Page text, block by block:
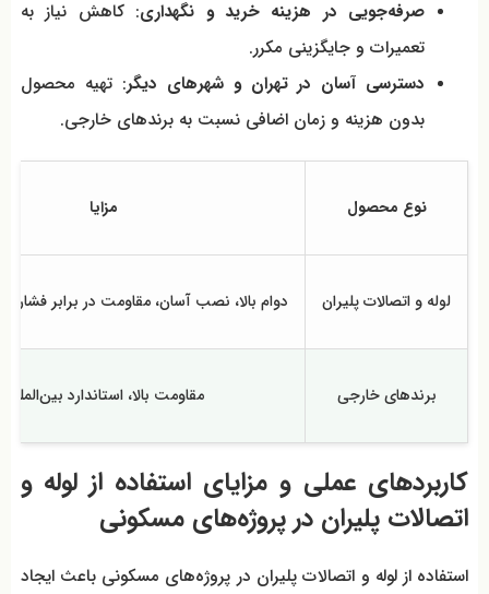
صرفه‌جویی در هزینه خرید و نگهداری: کاهش نیاز به
تعمیرات و جایگزینی مکرر.
دسترسی آسان در تهران و شهرهای دیگر: تهیه محصول
بدون هزینه و زمان اضافی نسبت به برندهای خارجی.
نوع محصول مزایا
لوله و اتصالات پلیران دوام بالا، نصب آسان، مقاومت در برابر فشار
برندهای خارجی مقاومت بالا، استاندارد بین‌المللی
کاربردهای عملی و مزایای استفاده از لوله و
اتصالات پلیران در پروژه‌های مسکونی
استفاده از لوله و اتصالات پلیران در پروژه‌های مسکونی باعث ایجاد